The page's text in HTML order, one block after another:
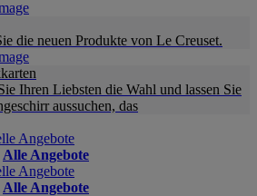
die neuen Produkte von Le Creuset.
Ihren Liebsten die Wahl und lassen Sie
aussuchen, das
Angebote
Alle Angebote
Angebote
Alle Angebote